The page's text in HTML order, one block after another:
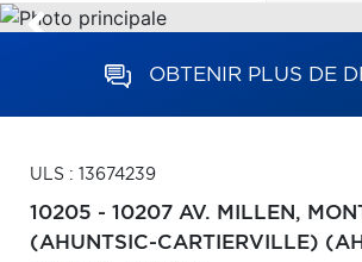
OBTENIR PLUS DE
ULS : 13674239
10205 - 10207 AV. MILLEN,
(AHUNTSIC-CARTIERVILLE)